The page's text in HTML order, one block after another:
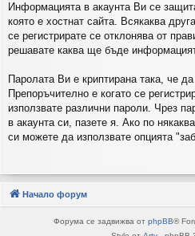
Информацията в акаунта Ви се
която е хостнат сайта. Всякаква
се регистрирате се отклонява от
решавате каква ще бъде
Паролата Ви е криптирана така, че
Препоръчително е когато се
използвате различни пароли. Чрез
в акаунта си, пазете я. Ако по
си можете да използвате опцията
Начало форум
Форума се задвижва от phpBB®